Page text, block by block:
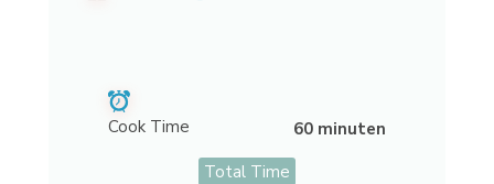
Cook Time
60 minuten
Total Time